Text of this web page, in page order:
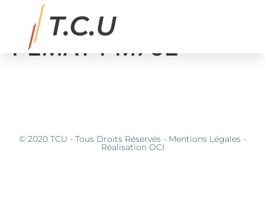
BETON Malaxeur
PEMAT PM75E
© 2020 TCU - Tous Droits Réservés - Mentions Légales -
Réalisation OCI